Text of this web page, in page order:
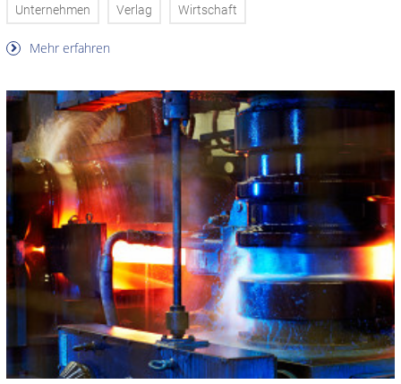
Unternehmen Verlag Wirtschaft
Mehr erfahren